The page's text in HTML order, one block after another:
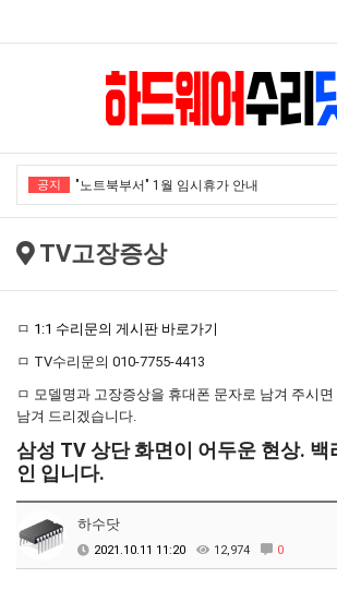
공지 "노트북부서" 1월 임시휴가 안내
2025년 8월 휴가안내입니다.
택배비인상안내
★★★ 1:1 수리문의 문의 ★★★
2025년 8월 휴가안내입니다.
택배비인상안내
TV고장증상
ㅁ 1:1 수리문의 게시판 바로가기
ㅁ TV수리문의 010-7755-4413
ㅁ 모델명과 고장증상을 휴대폰 문자로 남겨 주시
남겨 드리겠습니다.
삼성 TV 상단 화면이 어두운 현상. 백
인 입니다.
하수닷
2021.10.11 11:20 12,974 0